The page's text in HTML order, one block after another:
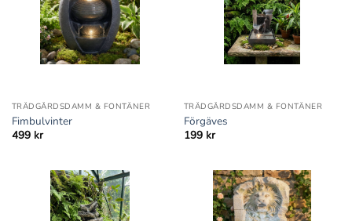
TRÄDGÅRDSDAMM & FONTÄNER
Fimbulvinter
499 kr
TRÄDGÅRDSDAMM & FONTÄNER
Förgäves
199 kr